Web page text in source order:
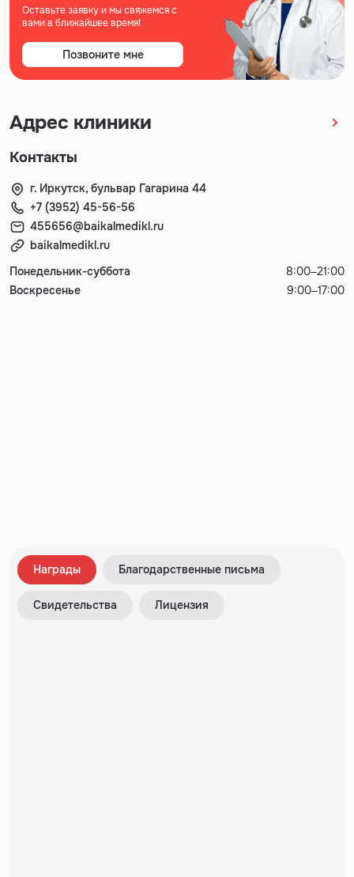
Оставьте заявку и мы свяжемся с
вами в ближайшее время!
Позвоните мне
Адрес клиники
Контакты
г. Иркутск, бульвар Гагарина 44
+7 (3952) 45-56-56
455656@baikalmedikl.ru
baikalmedikl.ru
Понедельник-суббота
8:00–21:00
Воскресенье
9:00–17:00
Награды Благодарственные письма
Свидетельства Лицензия